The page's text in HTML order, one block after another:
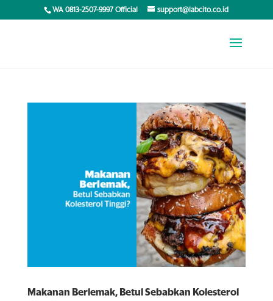
WA 0813-2507-9997 Official support@labcito.co.id
Makanan Berlemak, Betul Sebabkan Kolesterol